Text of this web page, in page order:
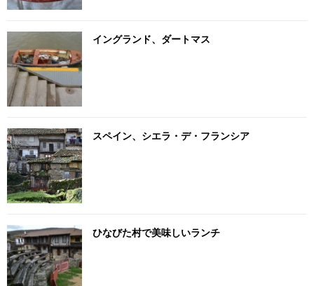
イングランド、ダートマス
スペイン、シエラ・デ・フランシア
ひなびた村で美味しいランチ